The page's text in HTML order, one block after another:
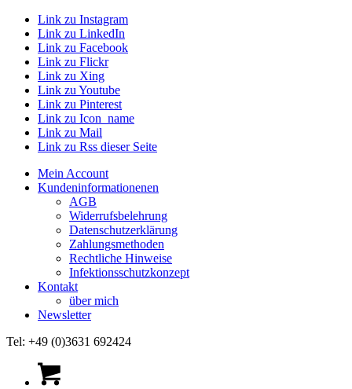
Link zu Instagram
Link zu LinkedIn
Link zu Facebook
Link zu Flickr
Link zu Xing
Link zu Youtube
Link zu Pinterest
Link zu Icon_name
Link zu Mail
Link zu Rss dieser Seite
Mein Account
Kundeninformationenen
AGB
Widerrufsbelehrung
Datenschutzerklärung
Zahlungsmethoden
Rechtliche Hinweise
Infektionsschutzkonzept
Kontakt
über mich
Newsletter
Tel: +49 (0)3631 692424